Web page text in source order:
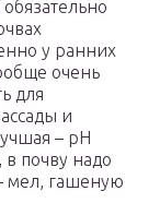
у ранних
очень
для
и
– рН
почву надо
мел, гашеную